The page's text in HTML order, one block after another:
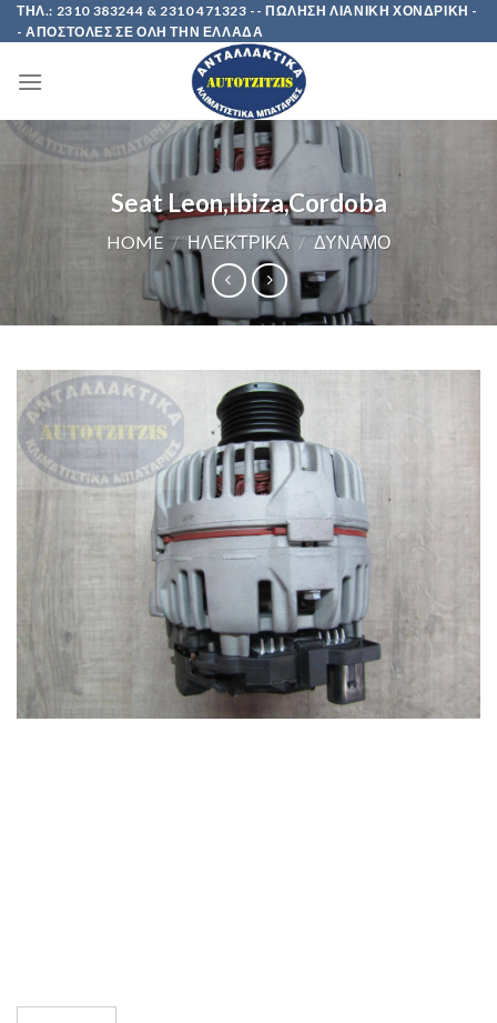
Skip
to
ΤΗΛ.: 2310 383244 & 2310 471323 -- ΠΩΛΗΣΗ ΛΙΑΝΙΚΗ ΧΟΝΔΡΙΚΗ -
- ΑΠΟΣΤΟΛΕΣ ΣΕ ΟΛΗ ΤΗΝ ΕΛΛΑΔΑ
Seat Leon,Ibiza,Cordoba
HOME / ΗΛΕΚΤΡΙΚΑ / ΔΥΝΑΜΟ